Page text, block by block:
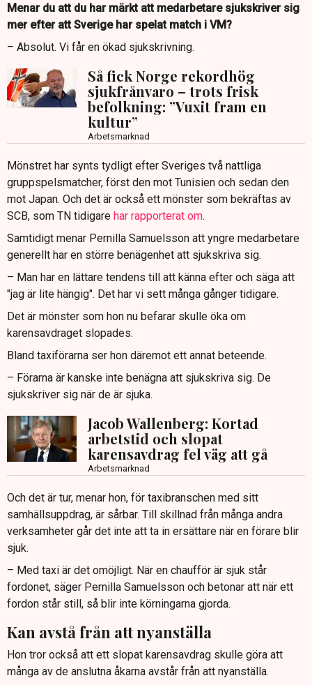
Menar du att du har märkt att medarbetare sjukskriver sig
mer efter att Sverige har spelat match i VM?
– Absolut. Vi får en ökad sjukskrivning.
Så fick Norge rekordhög
sjukfrånvaro – trots frisk
befolkning: ”Vuxit fram en
kultur”
Arbetsmarknad
Mönstret har synts tydligt efter Sveriges två nattliga
gruppspelsmatcher, först den mot Tunisien och sedan den
mot Japan. Och det är också ett mönster som bekräftas av
SCB, som TN tidigare har rapporterat om.
Samtidigt menar Pernilla Samuelsson att yngre medarbetare
generellt har en större benägenhet att sjukskriva sig.
– Man har en lättare tendens till att känna efter och säga att
"jag är lite hängig". Det har vi sett många gånger tidigare.
Det är mönster som hon nu befarar skulle öka om
karensavdraget slopades.
Bland taxiförarna ser hon däremot ett annat beteende.
– Förarna är kanske inte benägna att sjukskriva sig. De
sjukskriver sig när de är sjuka.
Jacob Wallenberg: Kortad
arbetstid och slopat
karensavdrag fel väg att gå
Arbetsmarknad
Och det är tur, menar hon, för taxibranschen med sitt
samhällsuppdrag, är sårbar. Till skillnad från många andra
verksamheter går det inte att ta in ersättare när en förare blir
sjuk.
– Med taxi är det omöjligt. När en chaufför är sjuk står
fordonet, säger Pernilla Samuelsson och betonar att när ett
fordon står still, så blir inte körningarna gjorda.
Kan avstå från att nyanställa
Hon tror också att ett slopat karensavdrag skulle göra att
många av de anslutna åkarna avstår från att nyanställa.